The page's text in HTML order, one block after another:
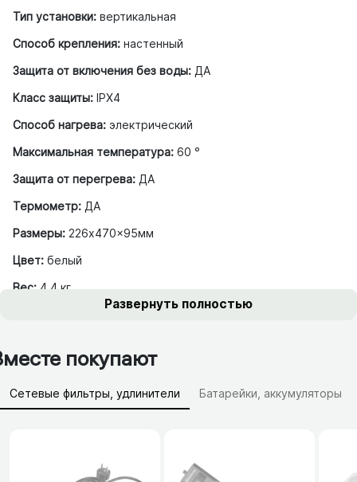
Тип установки: вертикальная
Способ крепления: настенный
Защита от включения без воды: ДА
Класс защиты: IPX4
Способ нагрева: электрический
Максимальная температура: 60 °
Защита от перегрева: ДА
Термометр: ДА
Размеры: 226x470x95мм
Цвет: белый
Вес: 4.4 кг
Развернуть полностью
покупают
Сетевые фильтры, удлинители Батарейки, аккумуляторы